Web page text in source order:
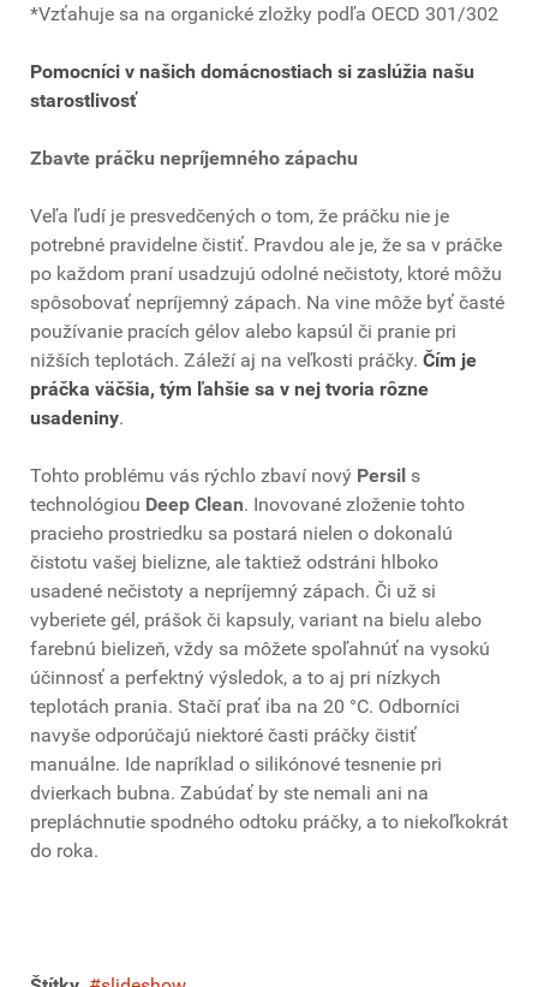
*Vzťahuje sa na organické zložky podľa OECD 301/302
Pomocníci v našich domácnostiach si zaslúžia našu
starostlivosť
Zbavte práčku nepríjemného zápachu
Veľa ľudí je presvedčených o tom, že práčku nie je
potrebné pravidelne čistiť. Pravdou ale je, že sa v práčke
po každom praní usadzujú odolné nečistoty, ktoré môžu
spôsobovať nepríjemný zápach. Na vine môže byť časté
používanie pracích gélov alebo kapsúl či pranie pri
nižších teplotách. Záleží aj na veľkosti práčky. Čím je
práčka väčšia, tým ľahšie sa v nej tvoria rôzne
usadeniny.
Tohto problému vás rýchlo zbaví nový Persil s
technológiou Deep Clean. Inovované zloženie tohto
pracieho prostriedku sa postará nielen o dokonalú
čistotu vašej bielizne, ale taktiež odstráni hlboko
usadené nečistoty a nepríjemný zápach. Či už si
vyberiete gél, prášok či kapsuly, variant na bielu alebo
farebnú bielizeň, vždy sa môžete spoľahnúť na vysokú
účinnosť a perfektný výsledok, a to aj pri nízkych
teplotách prania. Stačí prať iba na 20 °C. Odborníci
navyše odporúčajú niektoré časti práčky čistiť
manuálne. Ide napríklad o silikónové tesnenie pri
dvierkach bubna. Zabúdať by ste nemali ani na
prepláchnutie spodného odtoku práčky, a to niekoľkokrát
do roka.